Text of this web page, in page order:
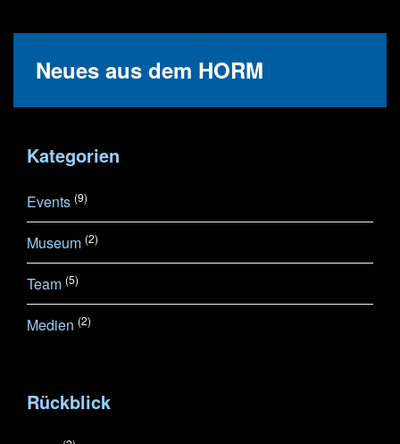
Neues aus dem HORM
Kategorien
Events (9)
Museum (2)
Team (5)
Medien (2)
Rückblick